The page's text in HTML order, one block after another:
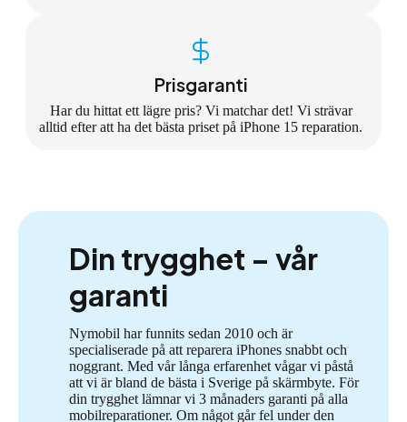
Prisgaranti
Har du hittat ett lägre pris? Vi matchar det! Vi strävar
alltid efter att ha det bästa priset på iPhone 15 reparation.
Din trygghet – vår
garanti
Nymobil har funnits sedan 2010 och är
specialiserade på att reparera iPhones snabbt och
noggrant. Med vår långa erfarenhet vågar vi påstå
att vi är bland de bästa i Sverige på skärmbyte. För
din trygghet lämnar vi 3 månaders garanti på alla
mobilreparationer. Om något går fel under den